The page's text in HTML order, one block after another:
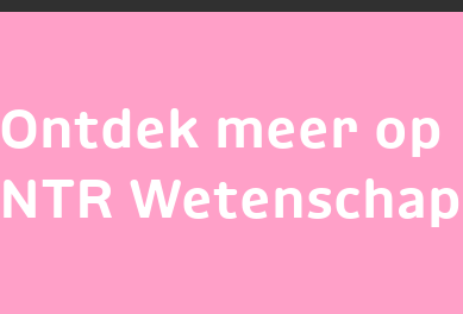
Ontdek meer op
NTR Wetenschap